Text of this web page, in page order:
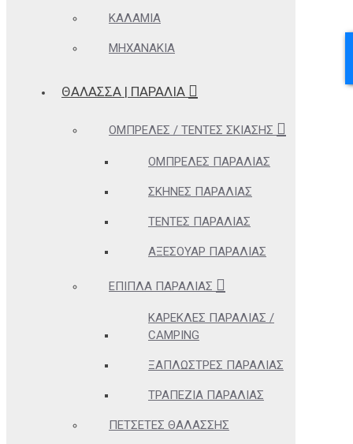
ΚΑΛΆΜΙΑ
ΜΗΧΑΝΆΚΙΑ
ΘΆΛΑΣΣΑ | ΠΑΡΑΛΊΑ
ΟΜΠΡΈΛΕΣ / ΤΈΝΤΕΣ ΣΚΊΑΣΗΣ
ΟΜΠΡΈΛΕΣ ΠΑΡΑΛΊΑΣ
ΣΚΗΝΈΣ ΠΑΡΑΛΊΑΣ
ΤΈΝΤΕΣ ΠΑΡΑΛΊΑΣ
ΑΞΕΣΟΥΆΡ ΠΑΡΑΛΊΑΣ
ΈΠΙΠΛΑ ΠΑΡΑΛΊΑΣ
ΚΑΡΈΚΛΕΣ ΠΑΡΑΛΊΑΣ /
CAMPING
ΞΑΠΛΏΣΤΡΕΣ ΠΑΡΑΛΊΑΣ
ΤΡΑΠΈΖΙΑ ΠΑΡΑΛΊΑΣ
ΠΕΤΣΈΤΕΣ ΘΑΛΆΣΣΗΣ